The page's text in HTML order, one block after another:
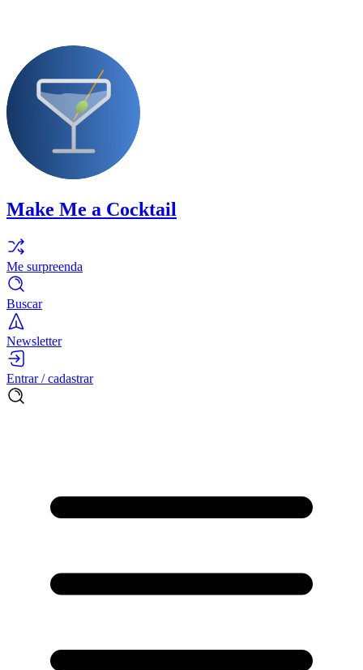
Make Me a Cocktail
Me surpreenda
Buscar
Newsletter
Entrar / cadastrar